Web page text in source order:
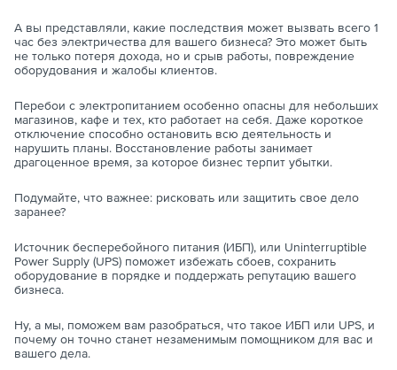
А вы представляли, какие последствия может вызвать всего 1
час без электричества для вашего бизнеса? Это может быть
не только потеря дохода, но и срыв работы, повреждение
оборудования и жалобы клиентов.
Перебои с электропитанием особенно опасны для небольших
магазинов, кафе и тех, кто работает на себя. Даже короткое
отключение способно остановить всю деятельность и
нарушить планы. Восстановление работы занимает
драгоценное время, за которое бизнес терпит убытки.
Подумайте, что важнее: рисковать или защитить свое дело
заранее?
Источник бесперебойного питания (ИБП), или Uninterruptible
Power Supply (UPS) поможет избежать сбоев, сохранить
оборудование в порядке и поддержать репутацию вашего
бизнеса.
Ну, а мы, поможем вам разобраться, что такое ИБП или UPS, и
почему он точно станет незаменимым помощником для вас и
вашего дела.